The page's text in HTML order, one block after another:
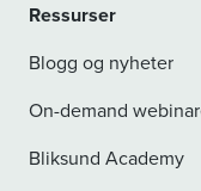
Ressurser
Blogg og nyheter
On-demand
Bliksund Academy